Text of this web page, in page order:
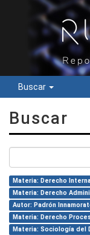
Buscar
Buscar
Materia: Derecho
Materia: Derecho
Autor: Padrón
Materia: Derecho
Materia: Sociología del